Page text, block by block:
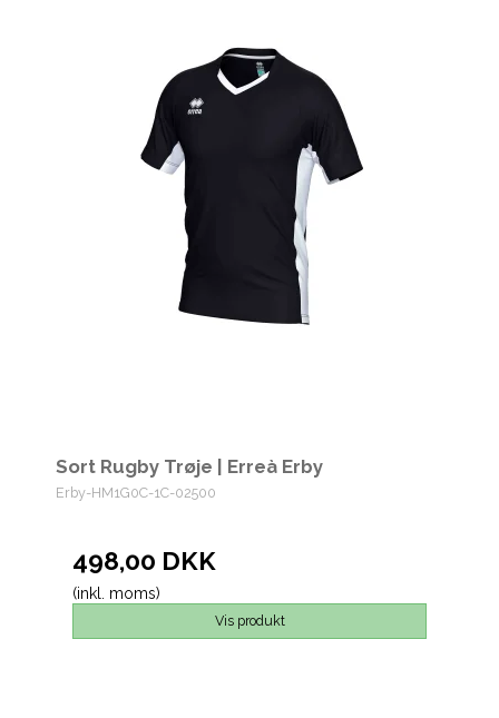
Sort Rugby Trøje | Erreà Erby
Erby-HM1G0C-1C-02500
498,00 DKK
(inkl. moms)
Vis produkt